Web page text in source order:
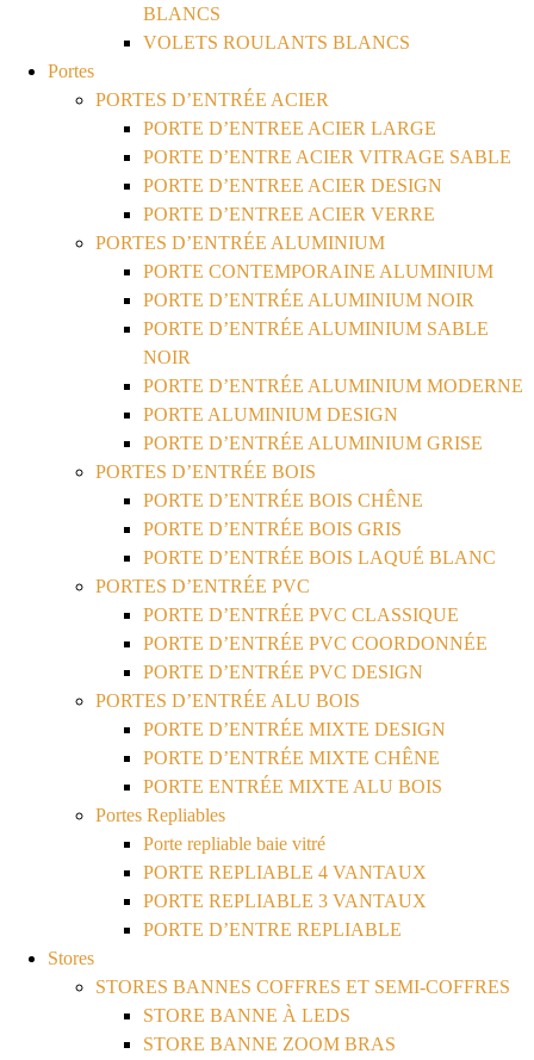
BLANCS
VOLETS ROULANTS BLANCS
Portes
PORTES D’ENTRÉE ACIER
PORTE D’ENTREE ACIER LARGE
PORTE D’ENTRE ACIER VITRAGE SABLE
PORTE D’ENTREE ACIER DESIGN
PORTE D’ENTREE ACIER VERRE
PORTES D’ENTRÉE ALUMINIUM
PORTE CONTEMPORAINE ALUMINIUM
PORTE D’ENTRÉE ALUMINIUM NOIR
PORTE D’ENTRÉE ALUMINIUM SABLE
NOIR
PORTE D’ENTRÉE ALUMINIUM MODERNE
PORTE ALUMINIUM DESIGN
PORTE D’ENTRÉE ALUMINIUM GRISE
PORTES D’ENTRÉE BOIS
PORTE D’ENTRÉE BOIS CHÊNE
PORTE D’ENTRÉE BOIS GRIS
PORTE D’ENTRÉE BOIS LAQUÉ BLANC
PORTES D’ENTRÉE PVC
PORTE D’ENTRÉE PVC CLASSIQUE
PORTE D’ENTRÉE PVC COORDONNÉE
PORTE D’ENTRÉE PVC DESIGN
PORTES D’ENTRÉE ALU BOIS
PORTE D’ENTRÉE MIXTE DESIGN
PORTE D’ENTRÉE MIXTE CHÊNE
PORTE ENTRÉE MIXTE ALU BOIS
Portes Repliables
Porte repliable baie vitré
PORTE REPLIABLE 4 VANTAUX
PORTE REPLIABLE 3 VANTAUX
PORTE D’ENTRE REPLIABLE
Stores
STORES BANNES COFFRES ET SEMI-COFFRES
STORE BANNE À LEDS
STORE BANNE ZOOM BRAS